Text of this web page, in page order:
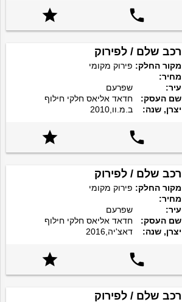


רכב שלם / לפירוק
מקור החלק: פירוק מקומי
מחיר:
עיר:
שפרעם
שם העסק:
חדאד אליאס חלקי חילוף
יצרן, שנה:
ב.מ.וו,2010


רכב שלם / לפירוק
מקור החלק: פירוק מקומי
מחיר:
עיר:
שפרעם
שם העסק:
חדאד אליאס חלקי חילוף
יצרן, שנה:
דאצ'יה,2016


רכב שלם / לפירוק